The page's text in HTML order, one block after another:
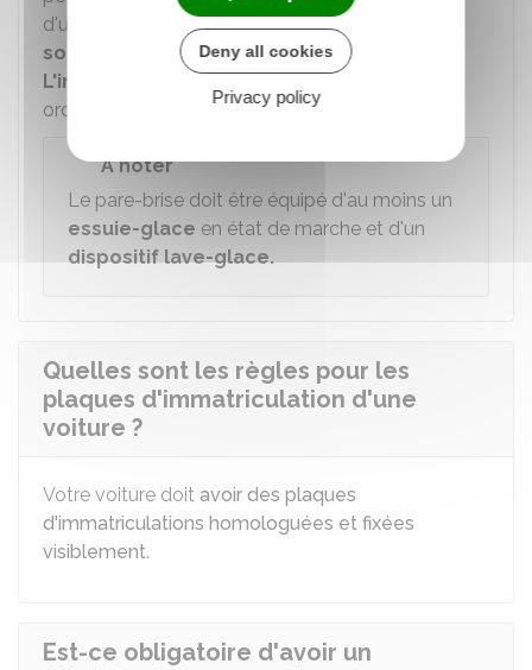
d'une amende forfaitaire de135 €.
sont retirés
de votre permis de conduire.
L'immobilisationde votre voiture peut être
ordonnée.
À noter
Le pare-brise doit être équipé d'au moins un
essuie-glace en état de marche et d'un
dispositif lave-glace.
Quelles sont les règles pour les
plaques d'immatriculation d'une
voiture ?
Votre voiture doit avoir des plaques
d'immatriculations homologuées et fixées
visiblement.
Est-ce obligatoire d'avoir un
Deny all cookies
Privacy policy